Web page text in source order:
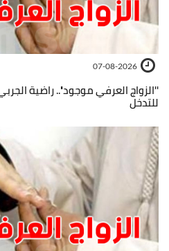
07-08-2026
''الزواج العرفي موجود''.. راضية
للتدخل